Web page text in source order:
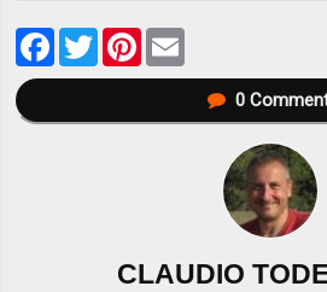
Facebook
TwitterPinterest
0
CLAUDIO